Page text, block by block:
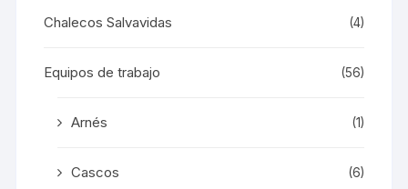
Chalecos Salvavidas (4)
Equipos de trabajo (56)
Arnés (1)
Cascos (6)